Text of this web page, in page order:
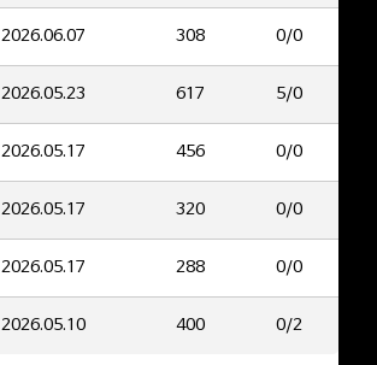
2026.06.07 308 0/0
2026.05.23 617 5/0
2026.05.17 456 0/0
2026.05.17 320 0/0
2026.05.17 288 0/0
2026.05.10 400 0/2